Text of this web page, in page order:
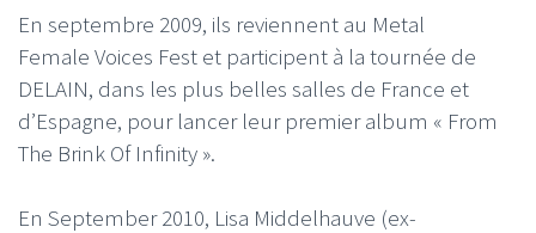
En septembre 2009, ils reviennent au Metal
Female Voices Fest et participent à la tournée de
DELAIN, dans les plus belles salles de France et
d’Espagne, pour lancer leur premier album « From
The Brink Of Infinity ».
En September 2010, Lisa Middelhauve (ex-